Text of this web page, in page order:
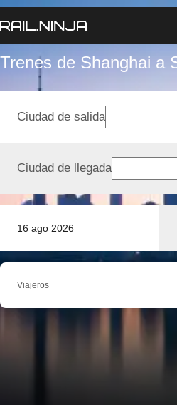
Trenes de Shanghai a
16 ago 2026
Ciudad de salida
Ciudad de llegada
Viajeros